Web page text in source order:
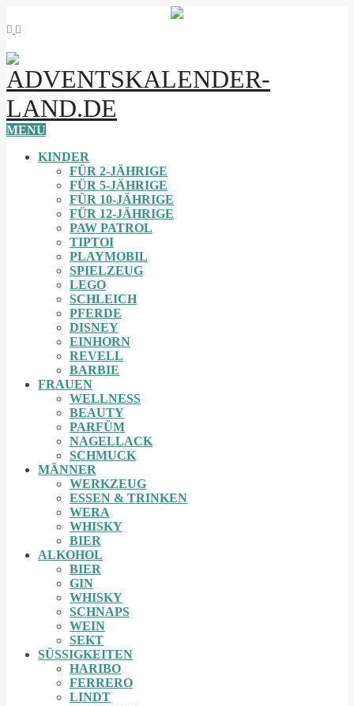
MENU
KINDER
FÜR 2-JÄHRIGE
FÜR 5-JÄHRIGE
FÜR 10-JÄHRIGE
FÜR 12-JÄHRIGE
PAW PATROL
TIPTOI
PLAYMOBIL
SPIELZEUG
LEGO
SCHLEICH
PFERDE
DISNEY
EINHORN
REVELL
BARBIE
FRAUEN
WELLNESS
BEAUTY
PARFÜM
NAGELLACK
SCHMUCK
MÄNNER
WERKZEUG
ESSEN & TRINKEN
WERA
WHISKY
BIER
ALKOHOL
BIER
GIN
WHISKY
SCHNAPS
WEIN
SEKT
SÜSSIGKEITEN
HARIBO
FERRERO
LINDT